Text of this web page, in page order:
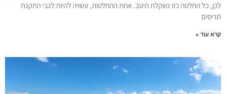
לכן, כל החלטה כזו נשקלת היטב. אחת ההחלטות, עשויה להיות לגבי התקנת
תריסים
קרא עוד »